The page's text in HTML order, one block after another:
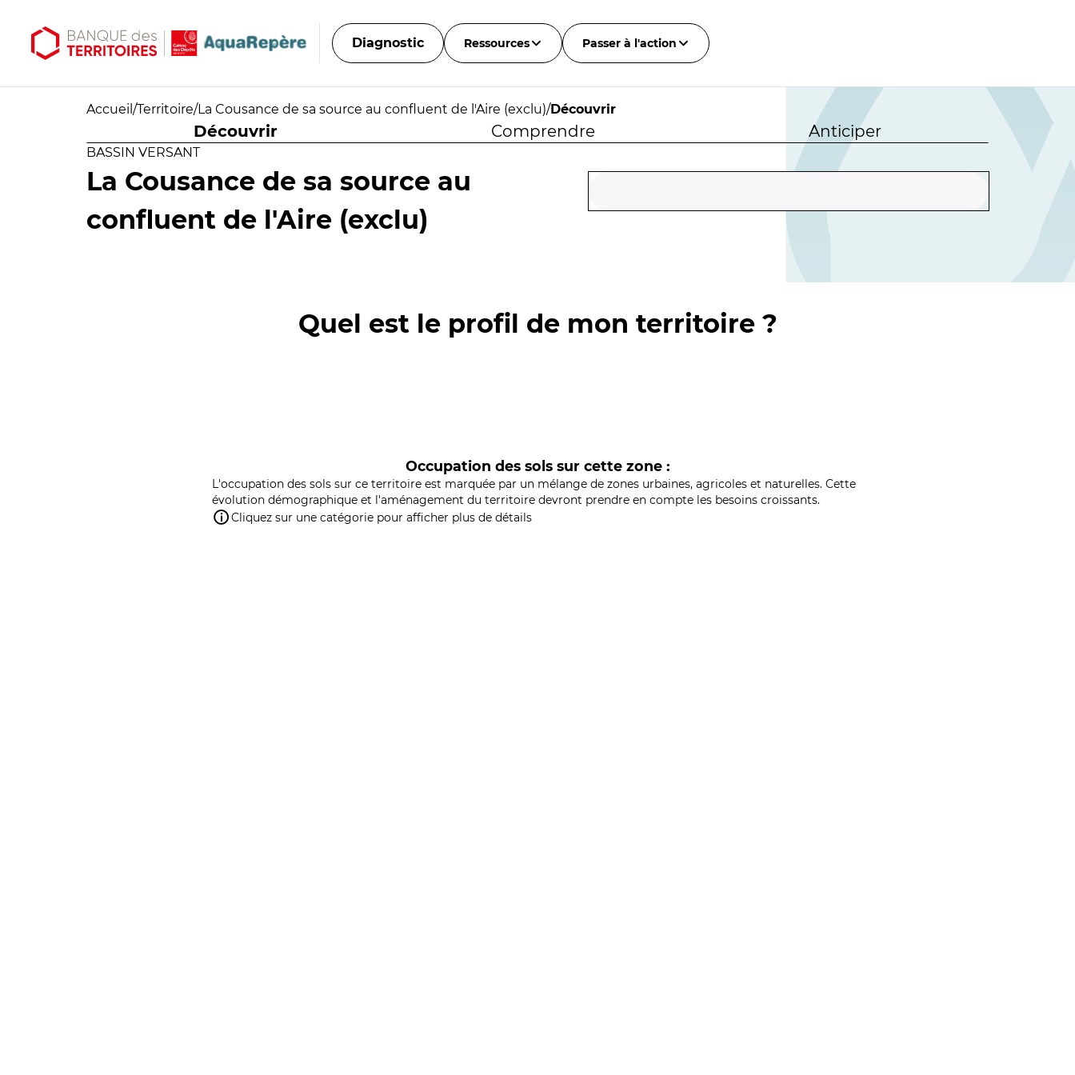
Diagnostic Ressources Passer à l'action
Accueil /Territoire/La Cousance de sa source au confluent de l'Aire (exclu)/Découvrir
Découvrir Comprendre Anticiper
BASSIN VERSANT
La Cousance de sa source au
confluent de l'Aire (exclu)
Quel est le profil de mon territoire ?
Occupation des sols sur cette zone :
L'occupation des sols sur ce territoire est marquée par un mélange de zones urbaines, agricoles et naturelles. Cette
évolution démographique et l'aménagement du territoire devront prendre en compte les besoins croissants.
Cliquez sur une catégorie pour afficher plus de détails